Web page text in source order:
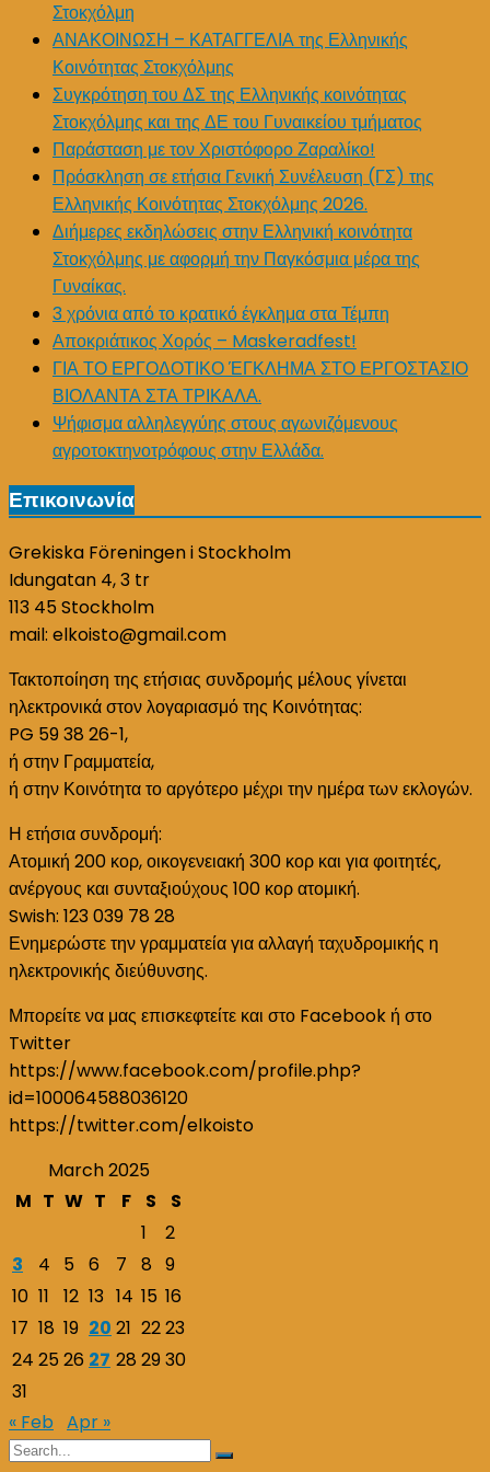
Στοκχόλμη
ΑΝΑΚΟΙΝΩΣΗ – ΚΑΤΑΓΓΕΛΙΑ της Ελληνικής
Κοινότητας Στοκχόλμης
Συγκρότηση του ΔΣ της Ελληνικής κοινότητας
Στοκχόλμης και της ΔΕ του Γυναικείου τμήματος
Παράσταση με τον Χριστόφορο Ζαραλίκο!
Πρόσκληση σε ετήσια Γενική Συνέλευση (ΓΣ) της
Ελληνικής Κοινότητας Στοκχόλμης 2026.
Διήμερες εκδηλώσεις στην Ελληνική κοινότητα
Στοκχόλμης με αφορμή την Παγκόσμια μέρα της
Γυναίκας.
3 χρόνια από το κρατικό έγκλημα στα Τέμπη
Αποκριάτικος Χορός – Maskeradfest!
ΓΙΑ ΤΟ ΕΡΓΟΔΟΤΙΚΟ ΈΓΚΛΗΜΑ ΣΤΟ ΕΡΓΟΣΤΑΣΙΟ
ΒΙΟΛΑΝΤΑ ΣΤΑ ΤΡΙΚΑΛΑ.
Ψήφισμα αλληλεγγύης στους αγωνιζόμενους
αγροτοκτηνοτρόφους στην Ελλάδα.
Επικοινωνία
Grekiska Föreningen i Stockholm
Idungatan 4, 3 tr
113 45 Stockholm
mail: elkoisto@gmail.com
Τακτοποίηση της ετήσιας συνδρομής μέλους γίνεται
ηλεκτρονικά στον λογαριασμό της Κοινότητας:
PG 59 38 26-1,
ή στην Γραμματεία,
ή στην Κοινότητα το αργότερο μέχρι την ημέρα των εκλογών.
Η ετήσια συνδρομή:
Ατομική 200 κορ, οικογενειακή 300 κορ και για φοιτητές,
ανέργους και συνταξιούχους 100 κορ ατομική.
Swish: 123 039 78 28
Ενημερώστε την γραμματεία για αλλαγή ταχυδρομικής η
ηλεκτρονικής διεύθυνσης.
Μπορείτε να μας επισκεφτείτε και στο Facebook ή στο
Twitter
https://www.facebook.com/profile.php?
id=100064588036120
https://twitter.com/elkoisto
March 2025
M T W T F S
S
1
2
3
4 5 6 7 8 9
10 11 12 13 14 15 16
17 18 19 20 21 2223
24 2526 27 28 2930
31
« Feb Apr »
Search
Search